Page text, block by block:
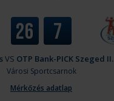
26 7
VS OTP Bank-PICK Szeged II.
Városi Sportcsarnok
Mérkőzés adatlap